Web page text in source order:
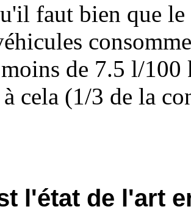
faut bien que
de 7.5 l/
à cela (1/3 de la
l'état de l'art